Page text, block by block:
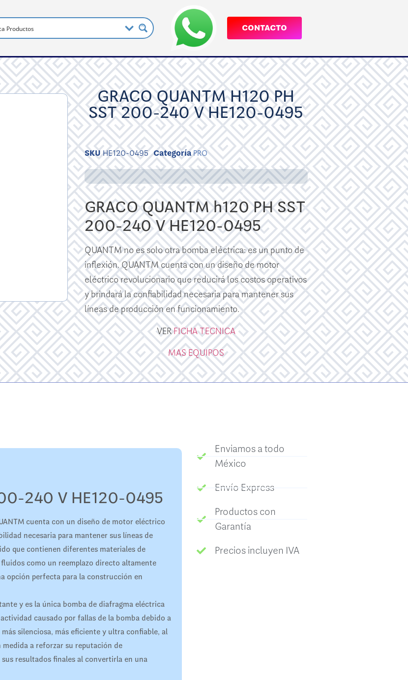
CONTACTO
GRACO QUANTM H120 PH
SST 200-240 V HE120-0495
SKUHE120-0495 CategoríaPRO
GRACO QUANTM h120 PH SST
200-240 V HE120-0495
QUANTM no es solo otra bomba eléctrica: es un punto de
inflexión. QUANTM cuenta con un diseño de motor
eléctrico revolucionario que reducirá los costos operativos
y brindará la confiabilidad necesaria para mantener sus
líneas de producción en funcionamiento.
VERFICHA TECNICA
MAS EQUIPOS
240 V HE120-0495
cuenta con un diseño de motor eléctrico
necesaria para mantener sus líneas de
que contienen diferentes materiales de
como un reemplazo directo altamente
opción perfecta para la construcción en
y es la única bomba de diafragma eléctrica
causado por fallas de la bomba debido a
silenciosa, más eficiente y ultra confiable, al
a reforzar su reputación de
resultados finales al convertirla en una
Enviamos a todo
México
Envío Express
Productos con
Garantía
Precios incluyen IVA